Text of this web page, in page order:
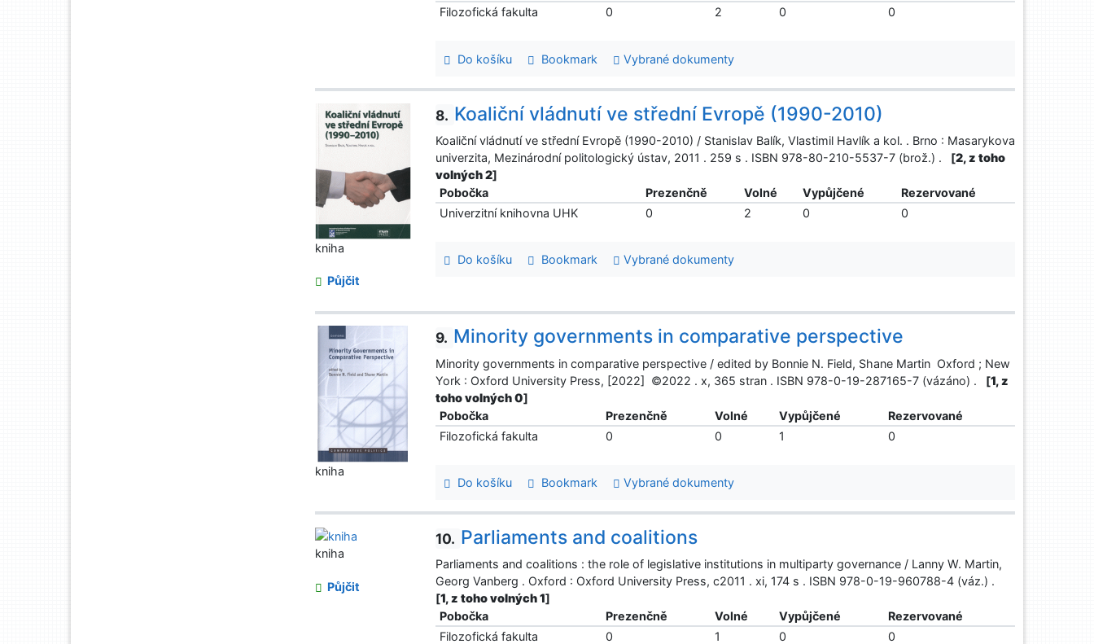
Filozofická fakulta
0 2 0 0
Do košíku Bookmark Vybrané dokumenty
8. Koaliční vládnutí ve střední Evropě (1990-2010)
Koaliční vládnutí ve střední Evropě (1990-2010) / Stanislav Balík, Vlastimil Havlík a kol. . Brno : Masarykova
univerzita, Mezinárodní politologický ústav, 2011 . 259 s . ISBN 978-80-210-5537-7 (brož.) .
[2, z toho
volných 2]
Pobočka
Prezenčně Volné Vypůjčené
Rezervované
Univerzitní knihovna UHK
0 2 0 0
Do košíku Bookmark Vybrané dokumenty
kniha
Půjčit
9. Minority governments in comparative perspective
Minority governments in comparative perspective / edited by Bonnie N. Field, Shane Martin Oxford ; New
York : Oxford University Press, [2022] ©2022 . x, 365 stran . ISBN 978-0-19-287165-7 (vázáno) .
[1, z
toho volných 0]
Pobočka
Prezenčně Volné Vypůjčené
Rezervované
Filozofická fakulta
0 0 1 0
Do košíku Bookmark Vybrané dokumenty
kniha
10. Parliaments and coalitions
Parliaments and coalitions : the role of legislative institutions in multiparty governance / Lanny W. Martin,
Georg Vanberg . Oxford : Oxford University Press, c2011 . xi, 174 s . ISBN 978-0-19-960788-4 (váz.) .
[1, z toho volných 1]
Pobočka
Prezenčně Volné Vypůjčené
Rezervované
Filozofická fakulta
0 1 0 0
kniha
Půjčit